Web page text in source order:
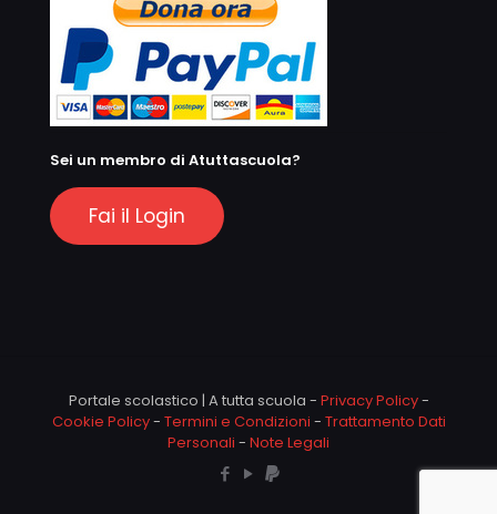
Sei un membro di Atuttascuola?
Fai il Login
Portale scolastico | A tutta scuola - Privacy Policy-
Cookie Policy- Termini e Condizioni - Trattamento Dati
Personali - Note Legali